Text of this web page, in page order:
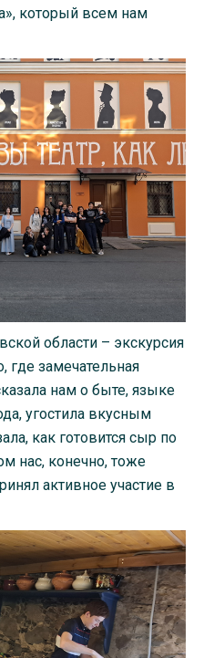
который всем нам
области – экскурсия
где замечательная
нам о быте, языке
угостила вкусным
как готовится сыр по
нас, конечно, тоже
активное участие в